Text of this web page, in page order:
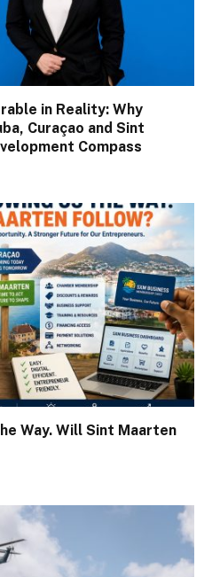
in Reality: Why
Curaçao and Sint
Compass
Way. Will Sint Maarten